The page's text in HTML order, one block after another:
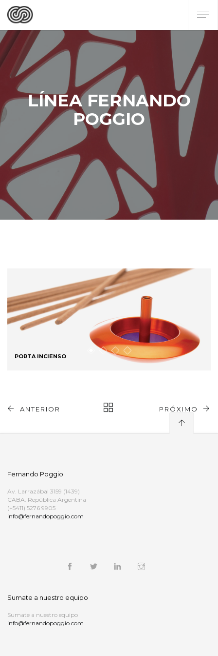
LÍNEA FERNANDO
POGGIO
PORTA INCIENSO
ANTERIOR PRÓXIMO
Fernando Poggio
Av. Larrazábal 3159 (1439)
CABA. República Argentina
(+5411) 5276 9905
info@fernandopoggio.com
Sumate a nuestro equipo
Sumate a nuestro equipo
info@fernandopoggio.com